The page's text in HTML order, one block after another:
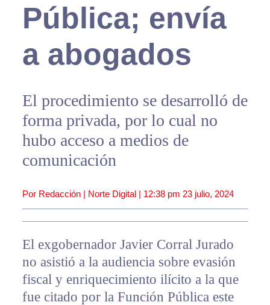
Pública; envía
a abogados
El procedimiento se desarrolló de
forma privada, por lo cual no
hubo acceso a medios de
comunicación
Por Redacción | Norte Digital | 12:38 pm 23 julio, 2024
El exgobernador Javier Corral Jurado
no asistió a la audiencia sobre evasión
fiscal y enriquecimiento ilícito a la que
fue citado por la Función Pública este